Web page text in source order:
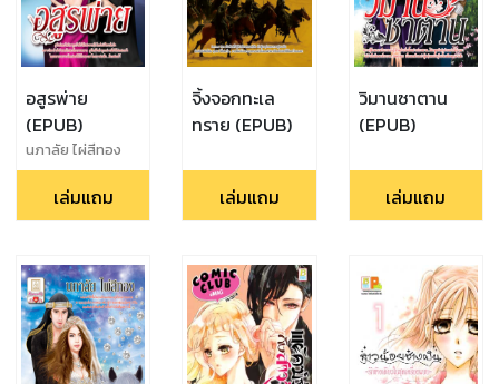
อสูรพ่าย
(EPUB)
นภาลัย ไผ่สีทอง
เล่มแถม
จิ้งจอกทะเล
ทราย (EPUB)
เล่มแถม
วิมานซาตาน
(EPUB)
เล่มแถม